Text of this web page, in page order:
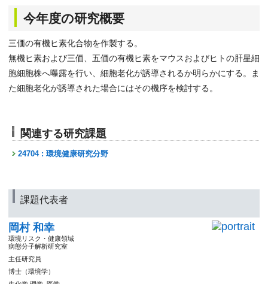
今年度の研究概要
三価の有機ヒ素化合物を作製する。
無機ヒ素および三価、五価の有機ヒ素をマウスおよびヒトの肝星細
胞細胞株へ曝露を行い、細胞老化が誘導されるか明らかにする。ま
た細胞老化が誘導された場合にはその機序を検討する。
関連する研究課題
24704 : 環境健康研究分野
課題代表者
岡村 和幸
環境リスク・健康領域
病態分子解析研究室
主任研究員
博士（環境学）